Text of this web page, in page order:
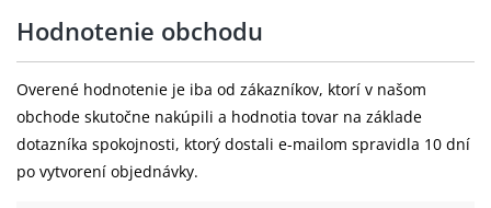
Hodnotenie obchodu
Overené hodnotenie je iba od zákazníkov, ktorí v našom
obchode skutočne nakúpili a hodnotia tovar na základe
dotazníka spokojnosti, ktorý dostali e-mailom spravidla 10 dní
po vytvorení objednávky.